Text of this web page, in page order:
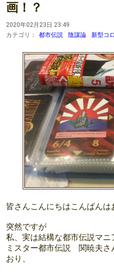
画！？
2020年02月23日 23:49
カテゴリ：
都市伝説 陰謀論 新型コ
皆さんこんにちはこんばんは
突然ですが
私、実は結構な都市伝説マニ
ミスター都市伝説 関暁夫さ
おり、